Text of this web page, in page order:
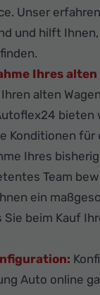
Unser
und hilft
Ihres alten
alten
bieten
Konditionen für
Ihres
Team
ein
Sie beim Kauf
Auto online